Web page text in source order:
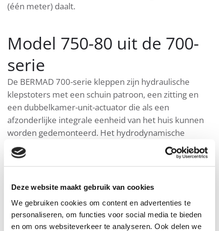
Deze website maakt gebruik van cookies
We gebruiken cookies om content en advertenties te
personaliseren, om functies voor social media te bieden
en om ons websiteverkeer te analyseren. Ook delen we
(één meter) daalt.
Model 750-80 uit de 700-
serie
De BERMAD 700-serie kleppen zijn hydraulische
klepstoters met een schuin patroon, een zitting en
een dubbelkamer-unit-actuator die als een
afzonderlijke integrale eenheid van het huis kunnen
worden gedemonteerd. Het hydrodynamische
lichaam van de klep is ontworpen voor een
onbelemmerde stroomweg en biedt hoge
moeilijke bedrijfsomstandigheden met minimale
van de hoogste kwaliteit die geschikt zijn voor
verschillende mijnbouwtoepassingen.